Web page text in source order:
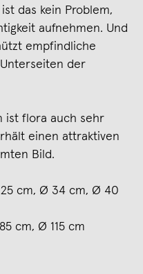
das kein Problem,
aufnehmen. Und
empfindliche
der
ist flora auch sehr
einen attraktiven
Bild.
cm, Ø 34 cm, Ø 40
cm, Ø 115 cm